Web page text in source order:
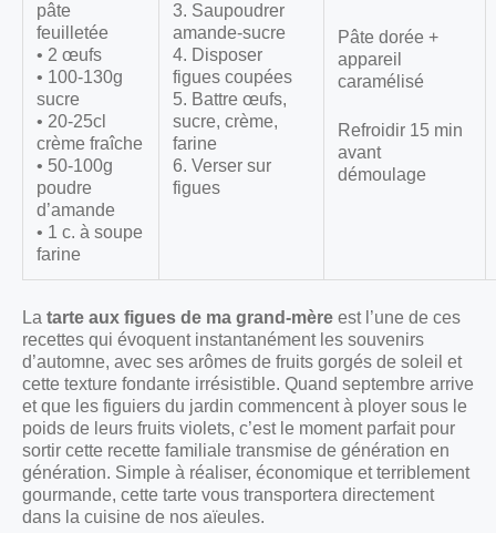
pâte
feuilletée
• 2 œufs
• 100-130g
sucre
• 20-25cl
crème fraîche
• 50-100g
poudre
d’amande
• 1 c. à soupe
farine
3. Saupoudrer
amande-sucre
4. Disposer
figues coupées
5. Battre œufs,
sucre, crème,
farine
6. Verser sur
figues
Pâte dorée +
appareil
caramélisé
Refroidir 15 min
avant
démoulage
La tarte aux figues de ma grand-mère est l’une de ces
recettes qui évoquent instantanément les souvenirs
d’automne, avec ses arômes de fruits gorgés de soleil et
cette texture fondante irrésistible. Quand septembre arrive
et que les figuiers du jardin commencent à ployer sous le
poids de leurs fruits violets, c’est le moment parfait pour
sortir cette recette familiale transmise de génération en
génération. Simple à réaliser, économique et terriblement
gourmande, cette tarte vous transportera directement
dans la cuisine de nos aïeules.